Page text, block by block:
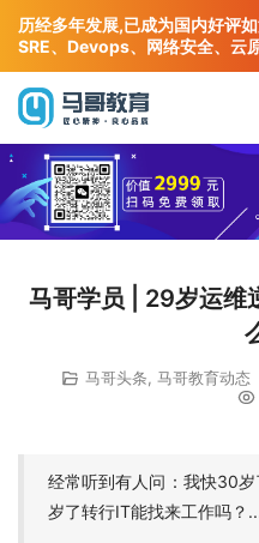
马哥学员 | 29岁运维
马哥头条 马哥教育动态
经常听到有人问：我快30
岁了转行IT能找来工作吗？
历经多年发展,已成为国内好评
SRE、Devops、网络安全、云
业人才培训机构!